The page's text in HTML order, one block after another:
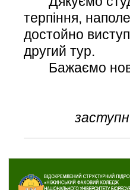
терпіння,
достойно
другий тур.
Бажаємо